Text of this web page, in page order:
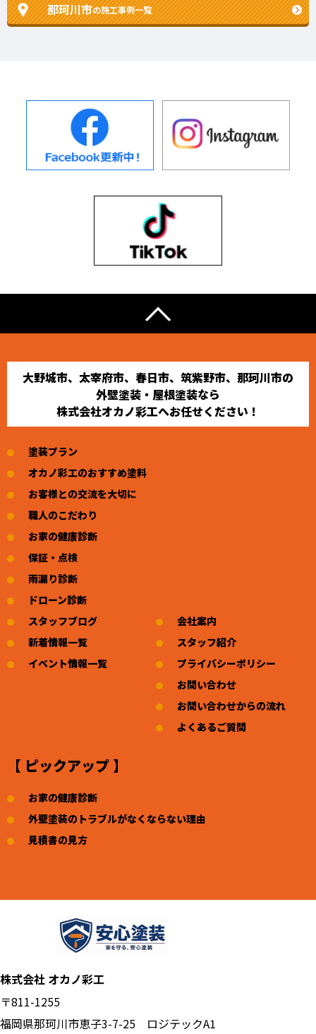
那珂川市の施工事例一覧
大野城市、太宰府市、春日市、筑紫野市、那珂川市の
外壁塗装・屋根塗装なら
株式会社オカノ彩工へお任せください！
塗装プラン
オカノ彩工のおすすめ塗料
お客様との交流を大切に
職人のこだわり
お家の健康診断
保証・点検
雨漏り診断
ドローン診断
スタッフブログ
新着情報一覧
イベント情報一覧
会社案内
スタッフ紹介
プライバシーポリシー
お問い合わせ
お問い合わせからの流れ
よくあるご質問
【 ピックアップ 】
お家の健康診断
外壁塗装のトラブルがなくならない理由
見積書の見方
株式会社 オカノ彩工
〒811-1255
福岡県那珂川市恵子3-7-25 ロジテックA1